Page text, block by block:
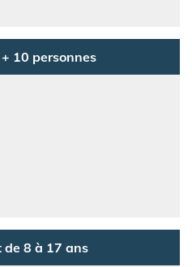
10 personnes
de 8 à 17 ans